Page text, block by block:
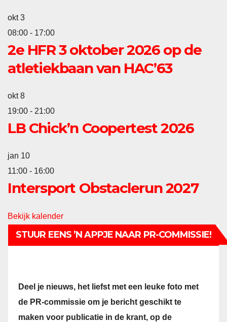
okt3
08:00 - 17:00
2e HFR 3 oktober 2026 op de
atletiekbaan van HAC’63
okt8
19:00 - 21:00
LB Chick’n Coopertest 2026
jan 10
11:00 - 16:00
Intersport Obstaclerun 2027
Bekijk kalender
STUUR EENS ’N APPJE NAAR PR-COMMISSIE!
Deel je nieuws, het liefst met een leuke foto met
de PR-commissie om je bericht geschikt te
maken voor publicatie in de krant, op de